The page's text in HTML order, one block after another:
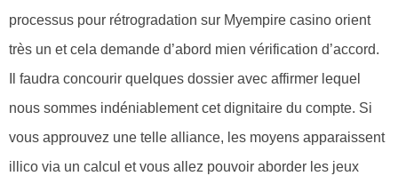
processus pour rétrogradation sur Myempire casino orient
très un et cela demande d’abord mien vérification d’accord.
Il faudra concourir quelques dossier avec affirmer lequel
nous sommes indéniablement cet dignitaire du compte. Si
vous approuvez une telle alliance, les moyens apparaissent
illico via un calcul et vous allez pouvoir aborder les jeux